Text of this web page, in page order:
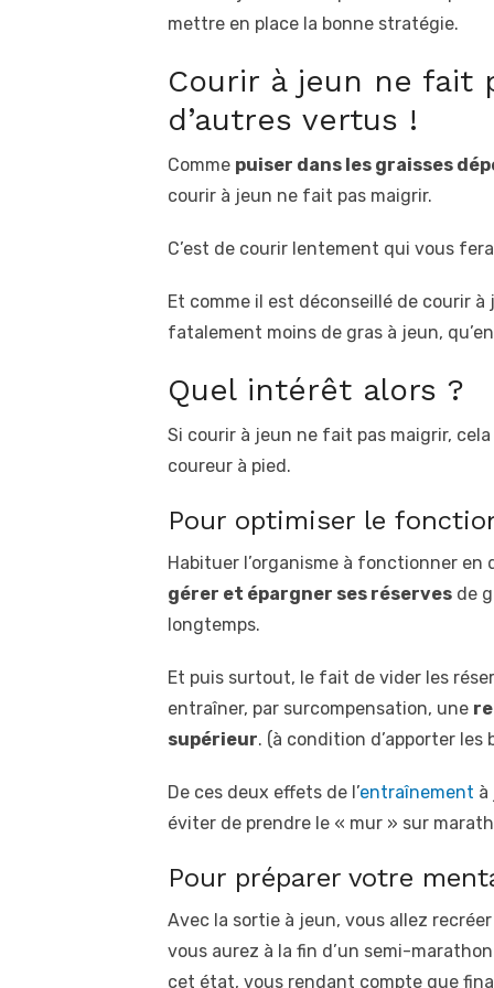
mettre en place la bonne stratégie.
Courir à jeun ne fait
d’autres vertus !
Comme puiser dans les graisses
courir à jeun ne fait pas maigrir.
C’est de courir lentement qui vous
Et comme il est déconseillé de courir
fatalement moins de gras à jeun,
Quel intérêt alors ?
Si courir à jeun ne fait pas maigrir,
coureur à pied.
Pour optimiser le
Habituer l’organisme à fonctionner
gérer et épargner ses réserves de
longtemps.
Et puis surtout, le fait de vider les
entraîner, par surcompensation, une
supérieur. (à condition d’apporter
De ces deux effets de l’entraînement à
éviter de prendre le « mur » sur
Pour préparer votre
Avec la sortie à jeun, vous allez
vous aurez à la fin d’un semi-
cet état, vous rendant compte que